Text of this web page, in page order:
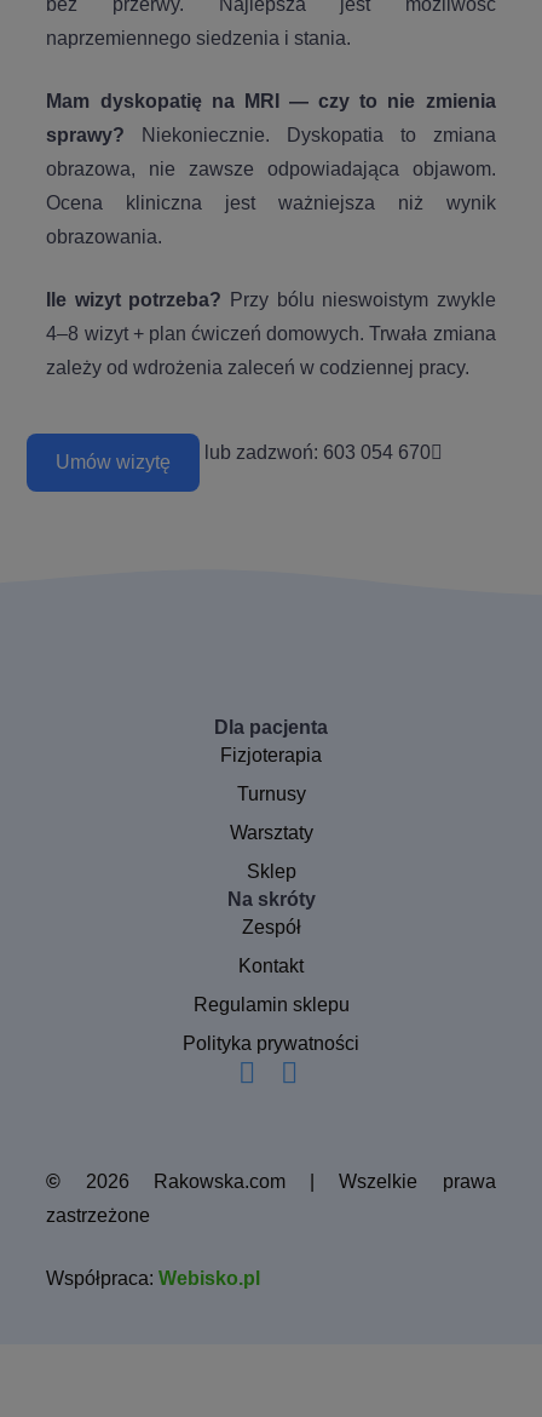
bez przerwy. Najlepsza jest możliwość
naprzemiennego siedzenia i stania.
Mam dyskopatię na MRI — czy to nie zmienia
sprawy? Niekoniecznie. Dyskopatia to zmiana
obrazowa, nie zawsze odpowiadająca objawom.
Ocena kliniczna jest ważniejsza niż wynik
obrazowania.
Ile wizyt potrzeba? Przy bólu nieswoistym zwykle
4–8 wizyt + plan ćwiczeń domowych. Trwała zmiana
zależy od wdrożenia zaleceń w codziennej pracy.
Umów wizytę lub zadzwoń: 603 054 670
Dla pacjenta
Fizjoterapia
Turnusy
Warsztaty
Sklep
Na skróty
Zespół
Kontakt
Regulamin sklepu
Polityka prywatności
© 2026 Rakowska.com | Wszelkie prawa
zastrzeżone
Współpraca:Webisko.pl